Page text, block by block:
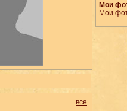
все
Мои
Мои